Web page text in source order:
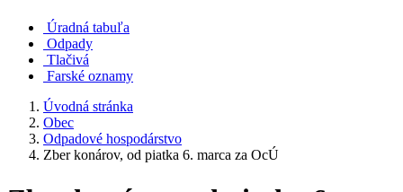
Úradná tabuľa
Odpady
Tlačivá
Farské oznamy
Úvodná stránka
Obec
Odpadové hospodárstvo
Zber konárov, od piatka 6. marca za OcÚ